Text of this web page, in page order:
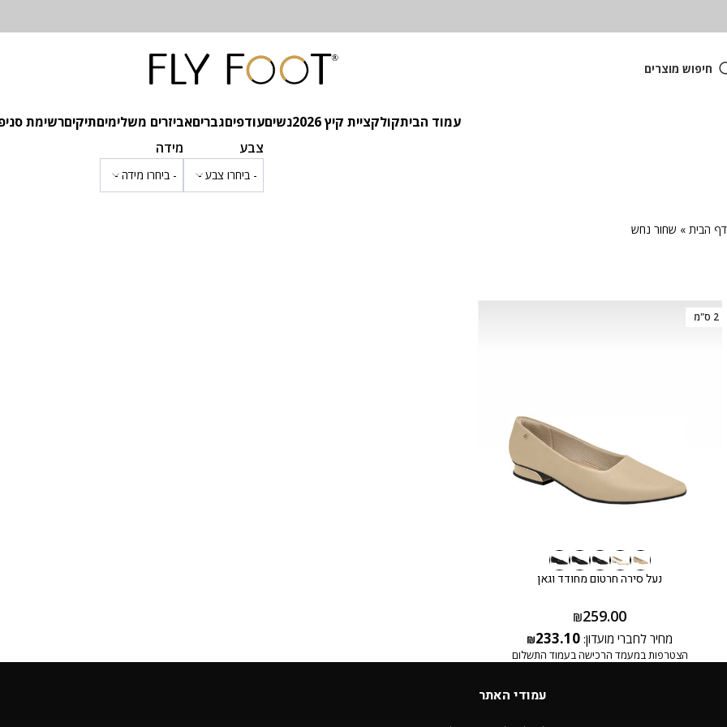
חיפוש מוצרים
עמוד הביתקולקציית קיץ 2026 נשיםעודפיםגבריםאביזרים משלימיםתיקיםרשימת
צבע
מידה
דף הבית » שחור נחש
2 ס"מ
נעל סירה חרטום מחודד וגאן
₪259.00
מחיר לחברי מועדון: ₪233.10
הצטרפות במעמד הרכישה בעמוד התשלום
עמודי האתר